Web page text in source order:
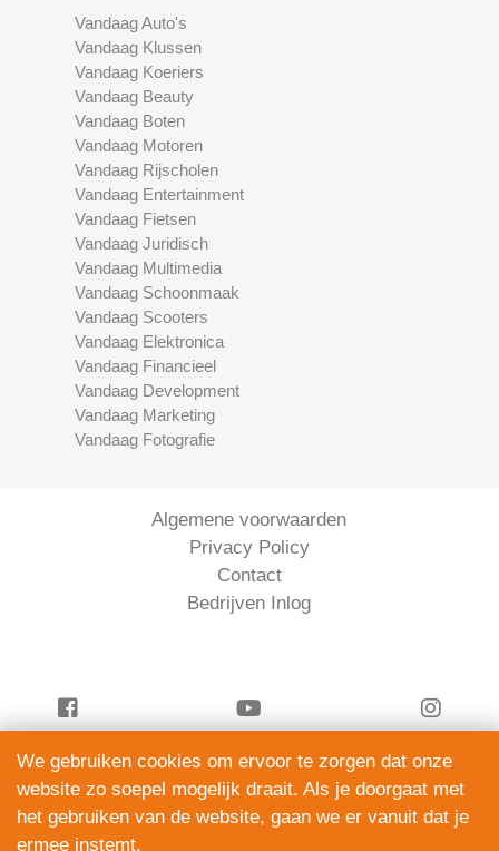
Vandaag Auto's
Vandaag Klussen
Vandaag Koeriers
Vandaag Beauty
Vandaag Boten
Vandaag Motoren
Vandaag Rijscholen
Vandaag Entertainment
Vandaag Fietsen
Vandaag Juridisch
Vandaag Multimedia
Vandaag Schoonmaak
Vandaag Scooters
Vandaag Elektronica
Vandaag Financieel
Vandaag Development
Vandaag Marketing
Vandaag Fotografie
Algemene voorwaarden
Privacy Policy
Contact
Bedrijven Inlog
Vandaag Financieel is onderdeel van
ServiceRight B.V. | KVK 90914872
We gebruiken cookies om ervoor te zorgen dat onze
website zo soepel mogelijk draait. Als je doorgaat met
het gebruiken van de website, gaan we er vanuit dat je
ermee instemt.